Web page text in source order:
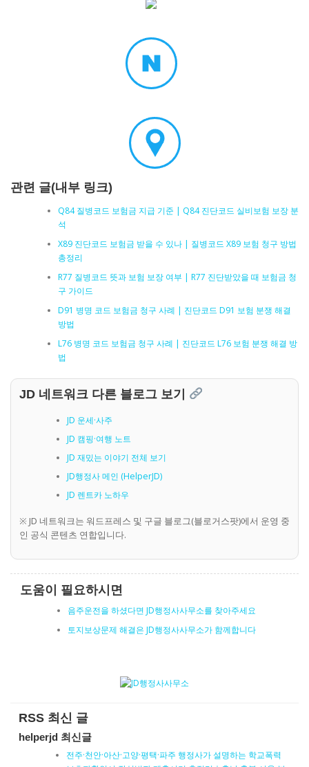
관련 글(내부 링크)
Q84 질병코드 보험금 지급 기준 | Q84 진단코드 실비보험 보장 분
석
X89 진단코드 보험금 받을 수 있나 | 질병코드 X89 보험 청구 방법
총정리
R77 질병코드 뜻과 보험 보장 여부 | R77 진단받았을 때 보험금 청
구 가이드
D91 병명 코드 보험금 청구 사례 | 진단코드 D91 보험 분쟁 해결
방법
L76 병명 코드 보험금 청구 사례 | 진단코드 L76 보험 분쟁 해결 방
법
JD 네트워크 다른 블로그 보기
JD 운세·사주
JD 캠핑·여행 노트
JD 재밌는 이야기 전체 보기
JD행정사 메인 (HelperJD)
JD 렌트카 노하우
※ JD 네트워크는 워드프레스 및 구글 블로그(블로거스팟)에서 운영 중
인 공식 콘텐츠 연합입니다.
도움이 필요하시면
음주운전을 하셨다면 JD행정사사무소를 찾아주세요
토지보상문제 해결은 JD행정사사무소가 함께합니다
RSS 최신 글
helperjd 최신글
전주·천안·아산·고양·평택·파주 행정사가 설명하는 학교폭력